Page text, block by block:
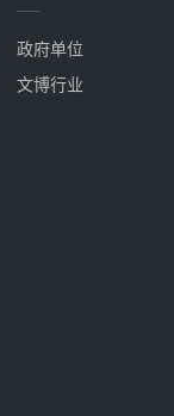
政府单位
文博行业